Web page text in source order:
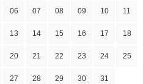
06 07 08 09 10 11
13 14 15 16 17 18
20 21 22 23 24 25
27 28 29 30 31